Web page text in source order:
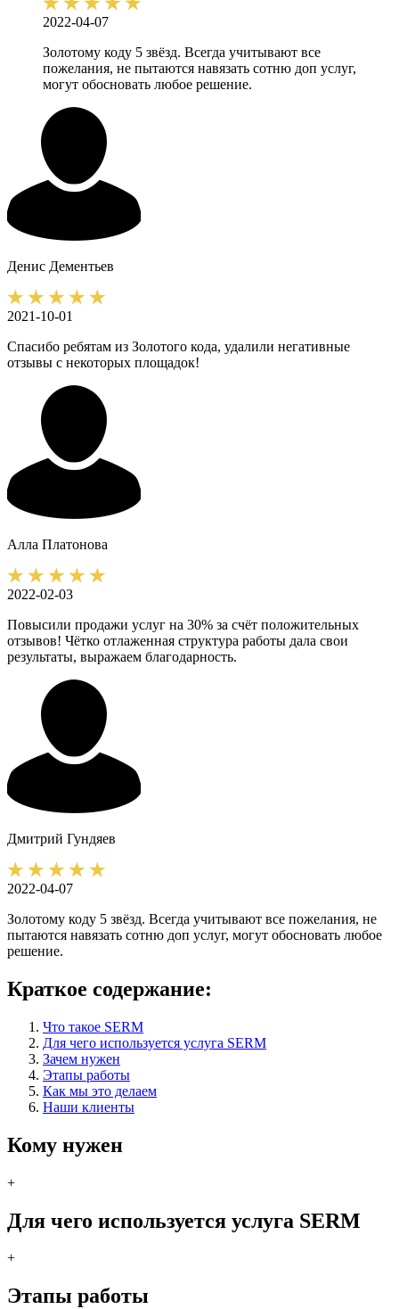
2022-04-07
Золотому коду 5 звёзд. Всегда учитывают все
пожелания, не пытаются навязать сотню доп услуг,
могут обосновать любое решение.
Денис Дементьев
2021-10-01
Спасибо ребятам из Золотого кода, удалили негативные
отзывы с некоторых площадок!
Алла Платонова
2022-02-03
Повысили продажи услуг на 30% за счёт положительных
отзывов! Чётко отлаженная структура работы дала свои
результаты, выражаем благодарность.
Дмитрий Гундяев
2022-04-07
Золотому коду 5 звёзд. Всегда учитывают все пожелания, не
пытаются навязать сотню доп услуг, могут обосновать любое
решение.
Краткое содержание:
Что такое SERM
Для чего используется услуга SERM
Зачем нужен
Этапы работы
Как мы это делаем
Наши клиенты
Кому нужен
+
Для чего используется услуга SERM
+
Этапы работы